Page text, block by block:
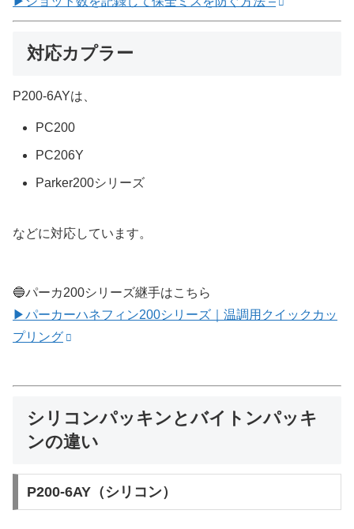
対応カプラー
P200-6AYは、
PC200
PC206Y
Parker200シリーズ
などに対応しています。
🔵パーカ200シリーズ継手はこちら
▶パーカーハネフィン200シリーズ｜温調用クイックカッ
プリング
シリコンパッキンとバイトンパッキ
ンの違い
P200-6AY（シリコン）